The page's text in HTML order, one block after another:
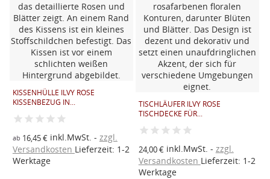
KISSENHÜLLE ILVY ROSE
KISSENBEZUG IN...
ab 16,45 €inkl.MwSt.
zzgl.
Versandkosten Lieferzeit: 1-2
Werktage
TISCHLÄUFER ILVY ROSE
TISCHDECKE FÜR...
24,00 €inkl.MwSt.
zzgl.
Versandkosten Lieferzeit: 1-2
Werktage